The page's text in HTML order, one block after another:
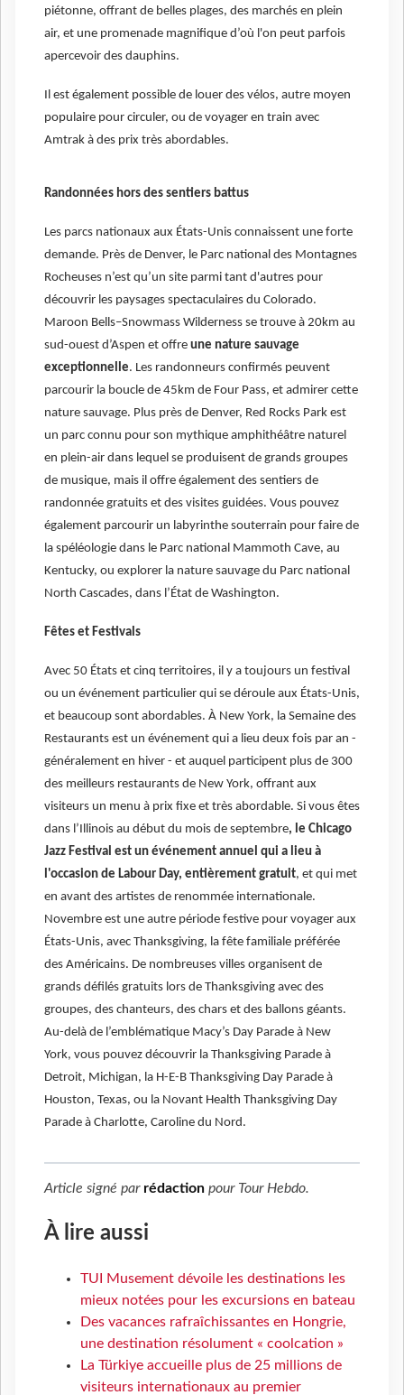
piétonne, offrant de belles plages, des marchés en plein
air, et une promenade magnifique d’où l'on peut parfois
apercevoir des dauphins.
Il est également possible de louer des vélos, autre moyen
populaire pour circuler, ou de voyager en train avec
Amtrak à des prix très abordables.
Randonnées hors des sentiers battus
Les parcs nationaux aux États-Unis connaissent une forte
demande. Près de Denver, le Parc national des Montagnes
Rocheuses n’est qu’un site parmi tant d'autres pour
découvrir les paysages spectaculaires du Colorado.
Maroon Bells–Snowmass Wilderness se trouve à 20km au
sud-ouest d’Aspen et offre une nature sauvage
exceptionnelle. Les randonneurs confirmés peuvent
parcourir la boucle de 45km de Four Pass, et admirer cette
nature sauvage. Plus près de Denver, Red Rocks Park est
un parc connu pour son mythique amphithéâtre naturel
en plein-air dans lequel se produisent de grands groupes
de musique, mais il offre également des sentiers de
randonnée gratuits et des visites guidées. Vous pouvez
également parcourir un labyrinthe souterrain pour faire de
la spéléologie dans le Parc national Mammoth Cave, au
Kentucky, ou explorer la nature sauvage du Parc national
North Cascades, dans l’État de Washington.
Fêtes et Festivals
Avec 50 États et cinq territoires, il y a toujours un festival
ou un événement particulier qui se déroule aux États-Unis,
et beaucoup sont abordables. À New York, la Semaine des
Restaurants est un événement qui a lieu deux fois par an -
généralement en hiver - et auquel participent plus de 300
des meilleurs restaurants de New York, offrant aux
visiteurs un menu à prix fixe et très abordable. Si vous êtes
dans l’Illinois au début du mois de septembre, le Chicago
Jazz Festival est un événement annuel qui a lieu à
l'occasion de Labour Day, entièrement gratuit, et qui met
en avant des artistes de renommée internationale.
Novembre est une autre période festive pour voyager aux
États-Unis, avec Thanksgiving, la fête familiale préférée
des Américains. De nombreuses villes organisent de
grands défilés gratuits lors de Thanksgiving avec des
groupes, des chanteurs, des chars et des ballons géants.
Au-delà de l’emblématique Macy’s Day Parade à New
York, vous pouvez découvrir la Thanksgiving Parade à
Detroit, Michigan, la H-E-B Thanksgiving Day Parade à
Houston, Texas, ou la Novant Health Thanksgiving Day
Parade à Charlotte, Caroline du Nord.
Article signé par rédaction pour Tour Hebdo.
À lire aussi
TUI Musement dévoile les destinations les
mieux notées pour les excursions en bateau
Des vacances rafraîchissantes en Hongrie,
une destination résolument « coolcation »
La Türkiye accueille plus de 25 millions de
visiteurs internationaux au premier